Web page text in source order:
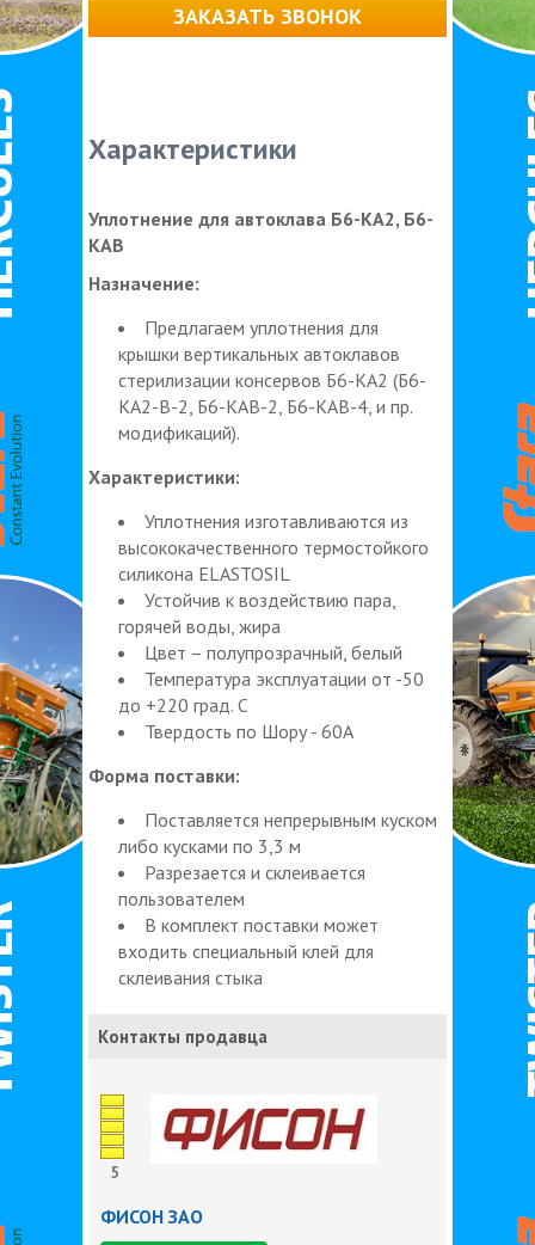
ЗАКАЗАТЬ ЗВОНОК
Характеристики
Уплотнение для автоклава Б6-КА2, Б6-
КАВ
Назначение:
Предлагаем уплотнения для
крышки вертикальных автоклавов
стерилизации консервов Б6-КА2 (Б6-
КА2-В-2, Б6-КАВ-2, Б6-КАВ-4, и пр.
модификаций).
Характеристики:
Уплотнения изготавливаются из
высококачественного термостойкого
силикона ELASTOSIL
Устойчив к воздействию пара,
горячей воды, жира
Цвет – полупрозрачный, белый
Температура эксплуатации от -50
до +220 град. С
Твердость по Шору - 60А
Форма поставки:
Поставляется непрерывным куском
либо кусками по 3,3 м
Разрезается и склеивается
пользователем
В комплект поставки может
входить специальный клей для
склеивания стыка
Контакты продавца
5
ФИСОН ЗАО